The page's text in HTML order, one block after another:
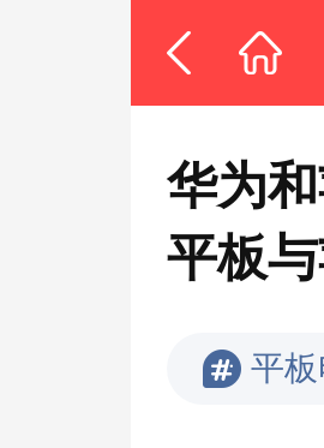
华为
平板
平